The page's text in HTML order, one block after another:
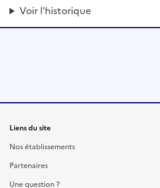
Voir l'historique
Liens du site
Nos établissements
Partenaires
Une question ?